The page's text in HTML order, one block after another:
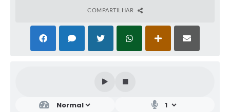
COMPARTILHAR